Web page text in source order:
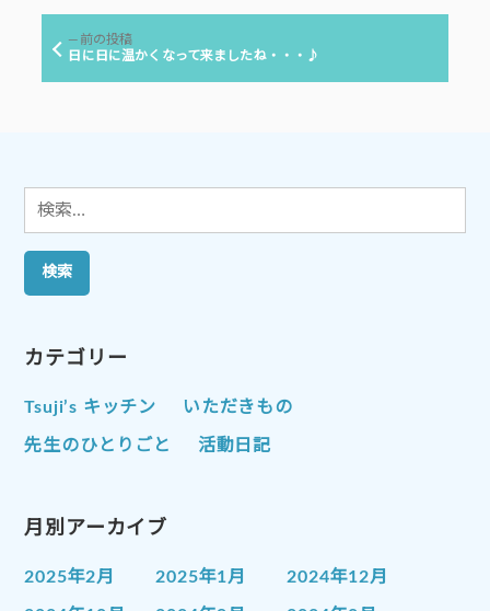
ー
前の投稿前
の
日に日に温かくなって来ましたね・・・♪
検
索:
カテゴリー
Tsuji’s キッチン いただきもの
先生のひとりごと 活動日記
月別アーカイブ
2025年2月 2025年1月 2024年12月